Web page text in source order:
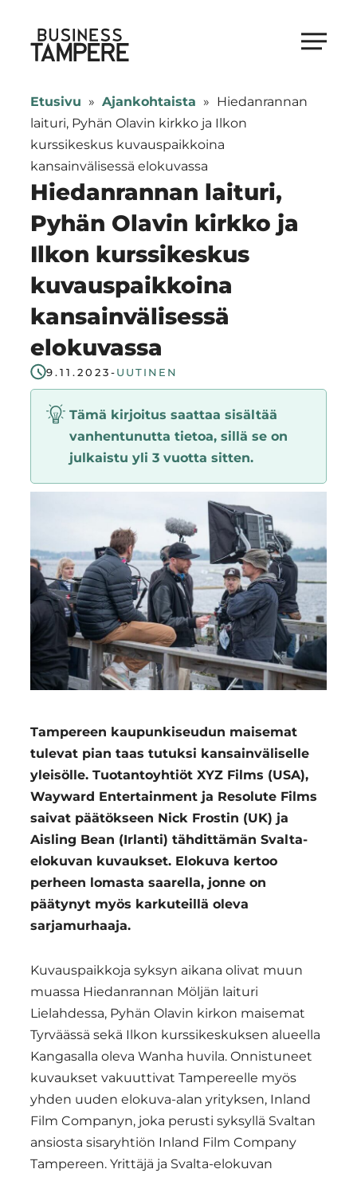
suoraan
sisältöön
Business Tampere
Tampere
supports
talents,
investors
and
entrepreneurs
in
making
smooth
start
Tampere
Region
Etusivu » Ajankohtaista » Hiedanrannan
laituri, Pyhän Olavin kirkko ja Ilkon
kurssikeskus kuvauspaikkoina
kansainvälisessä elokuvassa
Hiedanrannan laituri,
Pyhän Olavin kirkko ja
Ilkon kurssikeskus
kuvauspaikkoina
kansainvälisessä
elokuvassa
9.11.2023-UUTINEN
Tämä kirjoitus saattaa sisältää
vanhentunutta tietoa, sillä se on
julkaistu yli 3 vuotta sitten.
Tampereen kaupunkiseudun maisemat
tulevat pian taas tutuksi kansainväliselle
yleisölle. Tuotantoyhtiöt XYZ Films (USA),
Wayward Entertainment ja Resolute Films
saivat päätökseen Nick Frostin (UK) ja
Aisling Bean (Irlanti) tähdittämän Svalta-
elokuvan kuvaukset. Elokuva kertoo
perheen lomasta saarella, jonne on
päätynyt myös karkuteillä oleva
sarjamurhaaja.
Kuvauspaikkoja syksyn aikana olivat muun
muassa Hiedanrannan Möljän laituri
Lielahdessa, Pyhän Olavin kirkon maisemat
Tyrväässä sekä Ilkon kurssikeskuksen alueella
Kangasalla oleva Wanha huvila. Onnistuneet
kuvaukset vakuuttivat Tampereelle myös
yhden uuden elokuva-alan yrityksen, Inland
Film Companyn, joka perusti syksyllä Svaltan
ansiosta sisaryhtiön Inland Film Company
Tampereen. Yrittäjä ja Svalta-elokuvan